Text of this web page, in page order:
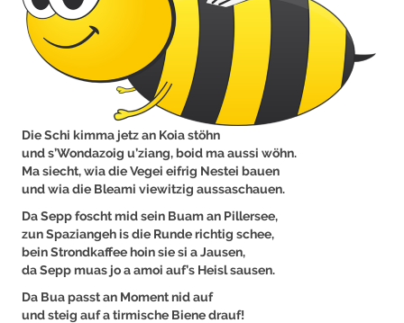
Die Schi kimma jetz an Koia stöhn
und s’Wondazoig u’ziang, boid ma aussi wöhn.
Ma siecht, wia die Vegei eifrig Nestei bauen
und wia die Bleami viewitzig aussaschauen.
Da Sepp foscht mid sein Buam an Pillersee,
zun Spaziangeh is die Runde richtig schee,
bein Strondkaffee hoin sie si a Jausen,
da Sepp muas jo a amoi auf’s Heisl sausen.
Da Bua passt an Moment nid auf
und steig auf a tirmische Biene drauf!